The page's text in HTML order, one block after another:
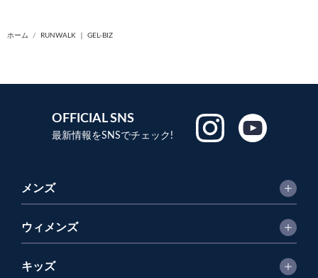
ホーム RUNWALK ｜ GEL-BIZ
OFFICIAL SNS
最新情報をSNSでチェック!
メンズ
ウィメンズ
キッズ